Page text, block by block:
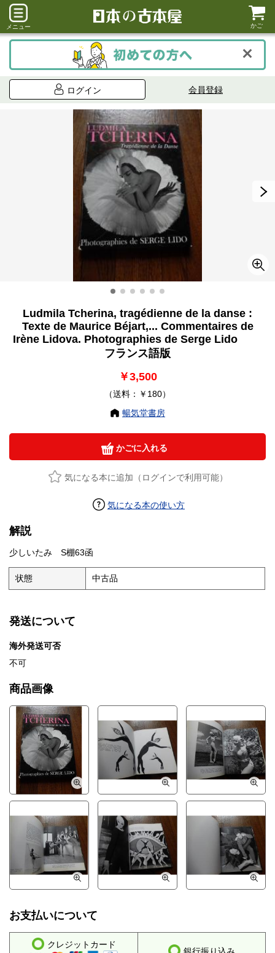
メニュー かご
ログイン 会員登録
Ludmila Tcherina, tragédienne de la danse :
Texte de Maurice Béjart,... Commentaires de
Irène Lidova. Photographies de Serge Lido
フランス語版
￥3,500
（送料：￥180）
暢気堂書房
かごに入れる
気になる本に追加（ログインで利用可能）
気になる本の使い方
解説
少しいたみ S棚63函
状態 中古品
発送について
海外発送可否
不可
商品画像
お支払いについて
クレジットカード